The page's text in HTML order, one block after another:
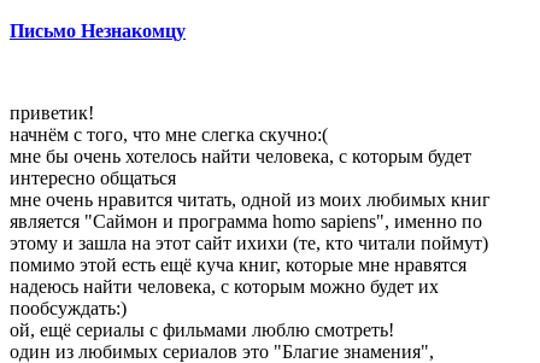
Письмо Незнакомцу
приветик!
начнём с того, что мне слегка скучно:(
мне бы очень хотелось найти человека, с которым будет
интересно общаться
мне очень нравится читать, одной из моих любимых книг
является "Саймон и программа homo sapiens", именно по
этому и зашла на этот сайт ихихи (те, кто читали поймут)
помимо этой есть ещё куча книг, которые мне нравятся
надеюсь найти человека, с которым можно будет их
пообсуждать:)
ой, ещё сериалы с фильмами люблю смотреть!
один из любимых сериалов это "Благие знамения",